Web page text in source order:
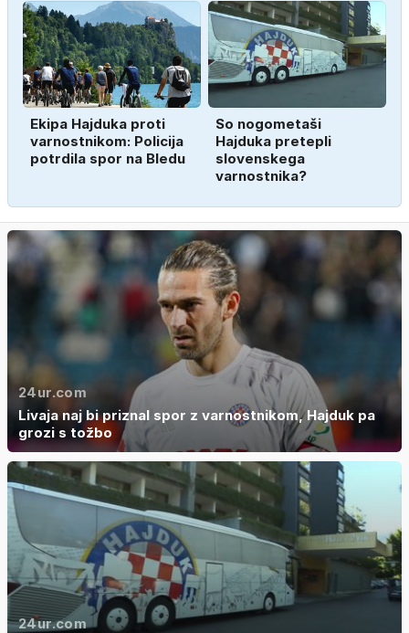
Ekipa Hajduka proti
varnostnikom: Policija
potrdila spor na Bledu
So nogometaši
Hajduka pretepli
slovenskega
varnostnika?
24ur.com
Livaja naj bi priznal spor z varnostnikom, Hajduk pa
grozi s tožbo
24ur.com